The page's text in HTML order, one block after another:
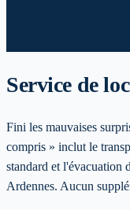
Service de
Fini les mauvaises
compris » inclut le
standard et l'évacuation
Ardennes. Aucun